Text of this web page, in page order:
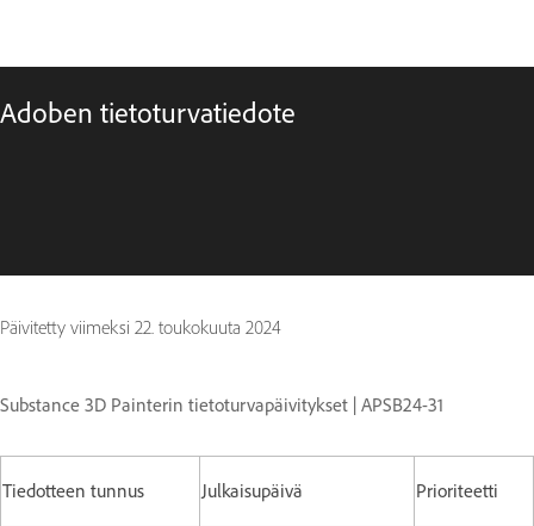
Adoben tietoturvatiedote
Päivitetty viimeksi 22. toukokuuta 2024
Substance 3D Painterin tietoturvapäivitykset | APSB24-31
Tiedotteen tunnus Julkaisupäivä Prioriteetti